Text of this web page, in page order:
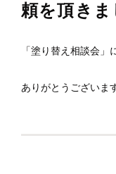
頼を頂きま
「塗り替え相談会」
ありがとうございま